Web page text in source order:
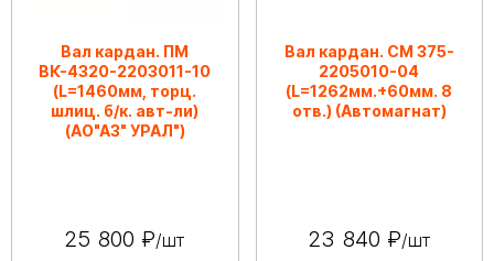
Вал кардан. ПМ
ВК-4320-2203011-10
(L=1460мм, торц.
шлиц. б/к. авт-ли)
(АО"АЗ" УРАЛ")
25 800 ₽/шт
Вал кардан. СМ 375-
2205010-04
(L=1262мм.+60мм. 8
отв.) (Автомагнат)
23 840 ₽/шт